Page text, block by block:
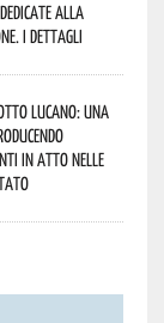
alla
I dettagli
Lucano: una
in atto nelle